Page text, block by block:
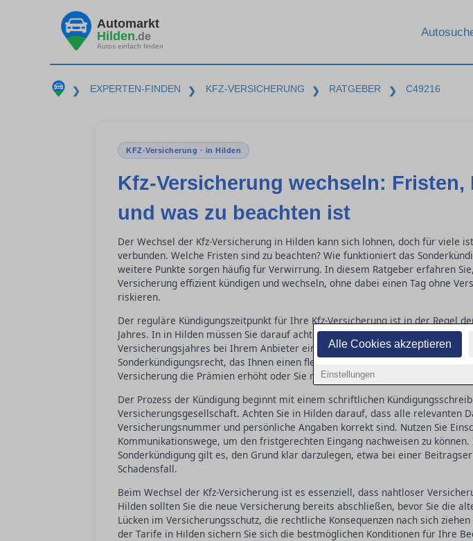
Alle Cookies akzeptieren
Einstellungen
Automarkt
Hilden.de
Autos einfach finden
❯ EXPERTEN-FINDEN ❯ KFZ-VERSICHERUNG ❯ RATGEBER ❯ C49216
KFZ-Versicherung · in Hilden
Kfz-Versicherung wechseln: Fristen,
und was zu beachten ist
Der Wechsel der Kfz-Versicherung in Hilden kann sich lohnen, doch für viele
verbunden. Welche Fristen sind zu beachten? Wie funktioniert das
weitere Punkte sorgen häufig für Verwirrung. In diesem Ratgeber erfahren
Versicherung effizient kündigen und wechseln, ohne dabei einen Tag ohne
riskieren.
Der reguläre Kündigungszeitpunkt für Ihre Kfz-Versicherung ist in der Regel
Jahres. In in Hilden müssen Sie darauf achten, dass Ihre Kündigung
Versicherungsjahres bei Ihrem Anbieter eingeht. Neben der ordentlichen
Sonderkündigungsrecht, das Ihnen einen flexibleren Wechsel ermöglicht.
Versicherung die Prämien erhöht oder Sie nach einem Schadensfall
Der Prozess der Kündigung beginnt mit einem schriftlichen
Versicherungsgesellschaft. Achten Sie in Hilden darauf, dass alle relevanten
Versicherungsnummer und persönliche Angaben korrekt sind. Nutzen Sie
Kommunikationswege, um den fristgerechten Eingang nachweisen zu
Sonderkündigung gilt es, den Grund klar darzulegen, etwa bei einer
Schadensfall.
Beim Wechsel der Kfz-Versicherung ist es essenziell, dass nahtloser
Hilden sollten Sie die neue Versicherung bereits abschließen, bevor Sie die
Lücken im Versicherungsschutz, die rechtliche Konsequenzen nach sich
der Tarife in Hilden sichern Sie sich die bestmöglichen Konditionen für Ihre